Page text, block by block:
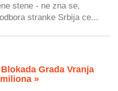
stene - ne zna se,
stranke Srbija ce...
Grada Vranja
»